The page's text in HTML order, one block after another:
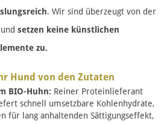
. Wir sind überzeugt von der
setzen keine künstlichen
zu.
Hund von den Zutaten
BIO-Huhn: Reiner Proteinlieferant
schnell umsetzbare Kohlenhydrate,
für lang anhaltenden Sättigungseffekt,